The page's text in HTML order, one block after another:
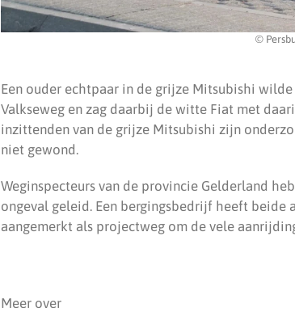
©
Een ouder echtpaar in de grijze Mitsubishi
Valkseweg en zag daarbij de witte Fiat met
inzittenden van de grijze Mitsubishi zijn
niet gewond.
Weginspecteurs van de provincie Gelderland
ongeval geleid. Een bergingsbedrijf heeft beide
aangemerkt als projectweg om de vele
Meer over